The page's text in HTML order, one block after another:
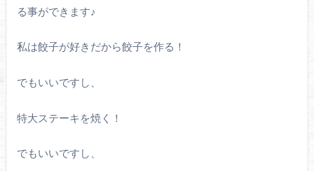
る事ができます♪
私は餃子が好きだから餃子を作る！
でもいいですし、
特大ステーキを焼く！
でもいいですし、